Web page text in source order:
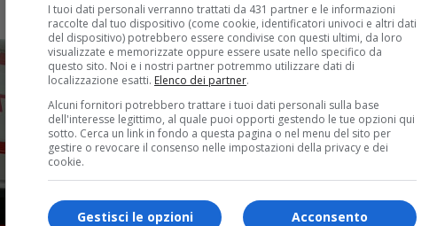
I tuoi dati personali verranno trattati da 431 partner e le informazioni
raccolte dal tuo dispositivo (come cookie, identificatori univoci e altri dati
del dispositivo) potrebbero essere condivise con questi ultimi, da loro
visualizzate e memorizzate oppure essere usate nello specifico da
questo sito. Noi e i nostri partner potremmo utilizzare dati di
localizzazione esatti. Elenco dei partner.
Alcuni fornitori potrebbero trattare i tuoi dati personali sulla base
dell'interesse legittimo, al quale puoi opporti gestendo le tue opzioni qui
sotto. Cerca un link in fondo a questa pagina o nel menu del sito per
gestire o revocare il consenso nelle impostazioni della privacy e dei
cookie.
Acconsento
Gestisci le opzioni